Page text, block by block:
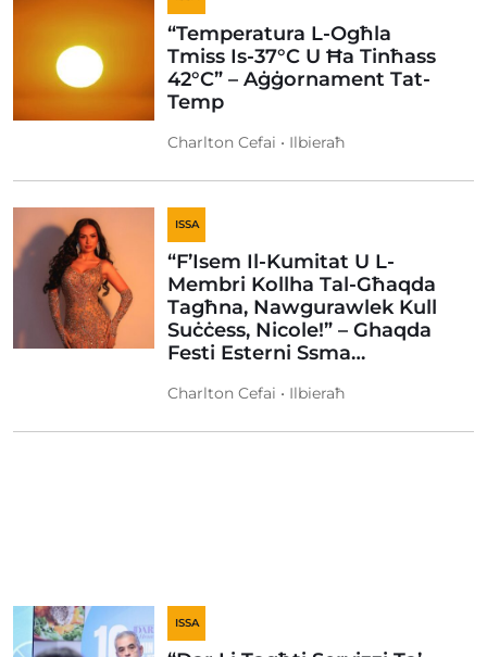
“Temperatura L-Ogħla
Tmiss Is-37°C U Ħa Tinħass
42°C” – Aġġornament Tat-
Temp
Charlton Cefai • Ilbieraħ
ISSA
“F’Isem Il-Kumitat U L-
Membri Kollha Tal-Għaqda
Tagħna, Nawgurawlek Kull
Suċċess, Nicole!” – Ghaqda
Festi Esterni Ssma…
Charlton Cefai • Ilbieraħ
ISSA